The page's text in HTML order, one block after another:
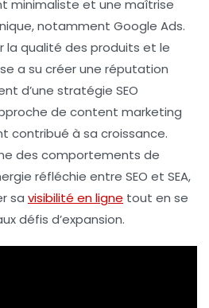
minimaliste et une maîtrise
, notamment Google Ads.
la qualité des produits et le
a su créer une réputation
d’une stratégie SEO
de content marketing
contribué à sa croissance.
des comportements de
réfléchie entre SEO et SEA,
sa visibilité en ligne tout en se
défis d’expansion.